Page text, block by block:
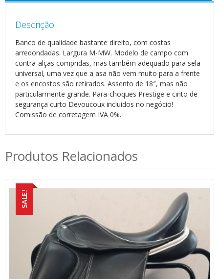
Descrição
Banco de qualidade bastante direito, com costas
arredondadas. Largura M-MW. Modelo de campo com
contra-alças compridas, mas também adequado para sela
universal, uma vez que a asa não vem muito para a frente
e os encostos são retirados. Assento de 18″, mas não
particularmente grande. Para-choques Prestige e cinto de
segurança curto Devoucoux incluídos no negócio!
Comissão de corretagem IVA 0%.
Produtos Relacionados
SALE!